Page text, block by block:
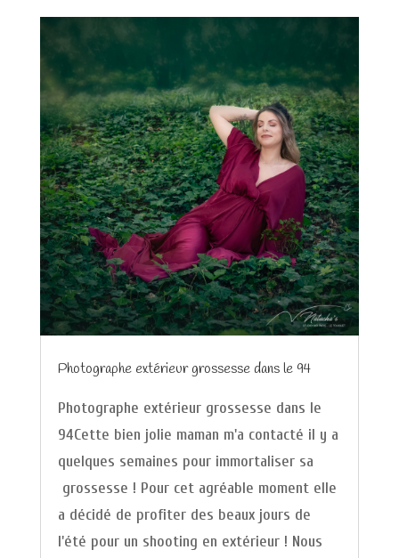
Photographe extérieur grossesse dans le 94
Photographe extérieur grossesse dans le
94Cette bien jolie maman m'a contacté il y a
quelques semaines pour immortaliser sa
grossesse ! Pour cet agréable moment elle
a décidé de profiter des beaux jours de
l'été pour un shooting en extérieur ! Nous